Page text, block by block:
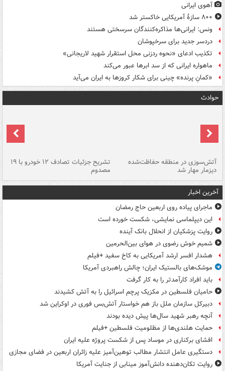
آهوی ایرانی
۸۰۰ سازۀ آمریکایی خاکستر شد
ونس: ایرانی‌ها مذاکره‌کنندگان سرسختی هستند
دردسر جدید برای سرخپوشان
تکذیب ادعای «نحوه ردزنی محل استقرار شهید لاریجانی»
ماهواره ایرانی که از سد ابرها عبور می‌کند
«کمانِ پرنده» چینی برای شکار کروزها به ایران می‌آید
حوادث
آتش‌سوزی در منطقه حفاظت‌شده
دیزمار مهار شد
تشریح جزئیات تصادف ۱۲ خودرو با ۱۹
مصدوم
آخرین اخبار
ماجرای پیاده روی اربعین حاج رمضان
این دیپلماسی نمایشی، شکست خورده است
روایت پزشکیان از انحلال بانک آینده
شمیم خوش رضوی در هوای بین‌الحرمین
هشدار افسر ارشد آمریکایی به کاخ سفید +فیلم
موشک‌های بالستیک ایران؛ چالش راهبردی آمریکا
باید افراد کارآمدتر را به کار گرفت
حامیان فلسطین در مکزیک پرچم اسرائیل را به آتش کشیدند
دبیرکل سازمان ملل باز هم خواستار آتش‌بس فوری در اوکراین شد
آنچه رهبر شهید سال‌ها پیش دیده بودند
حمایت هلندی‌ها از مظلومیت فلسطین +فیلم
افشای برکناری در موساد پس از شکست پروژه علیه ایران
دستگیری عامل انتشار مطالب توهین‌آمیز علیه زائران اربعین در فضای مجازی
روایت تکان‌دهنده دانش‌آموز مینابی از جنایت آمریکا